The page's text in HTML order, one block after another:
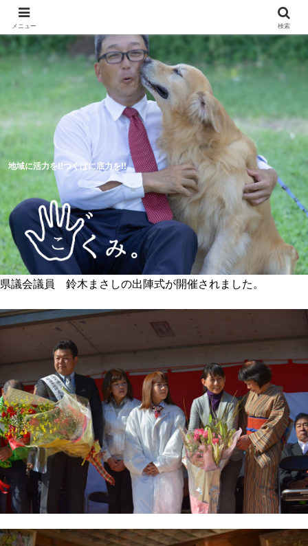
地域に活力を!!つくばに底力を!!
5つのつくば市の未来予想図 活動報告
プロフィール 明日へのシート
県議会議員 鈴木まさしの出陣式が開催されました。
メニュー 検索